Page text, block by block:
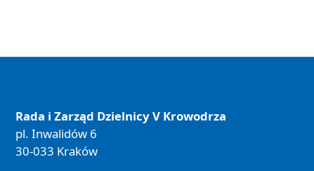
Rada i Zarząd Dzielnicy V Krowodrza
pl. Inwalidów 6
30-033 Kraków